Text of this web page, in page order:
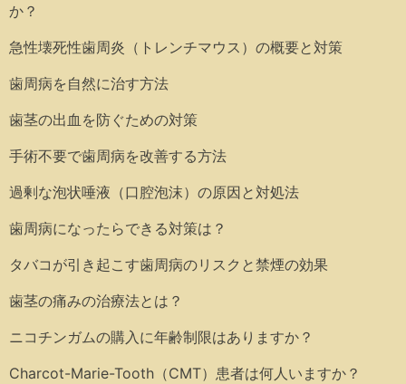
か？
急性壊死性歯周炎（トレンチマウス）の概要と対策
歯周病を自然に治す方法
歯茎の出血を防ぐための対策
手術不要で歯周病を改善する方法
過剰な泡状唾液（口腔泡沫）の原因と対処法
歯周病になったらできる対策は？
タバコが引き起こす歯周病のリスクと禁煙の効果
歯茎の痛みの治療法とは？
ニコチンガムの購入に年齢制限はありますか？
Charcot-Marie-Tooth（CMT）患者は何人いますか？